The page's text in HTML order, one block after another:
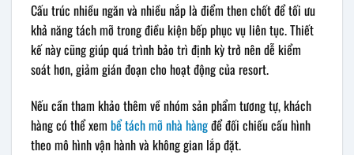
Cấu trúc nhiều ngăn và nhiều nắp là điểm then chốt để tối ưu
khả năng tách mỡ trong điều kiện bếp phục vụ liên tục. Thiết
kế này cũng giúp quá trình bảo trì định kỳ trở nên dễ kiểm
soát hơn, giảm gián đoạn cho hoạt động của resort.
Nếu cần tham khảo thêm về nhóm sản phẩm tương tự, khách
hàng có thể xem bể tách mỡ nhà hàngđể đối chiếu cấu hình
theo mô hình vận hành và không gian lắp đặt.